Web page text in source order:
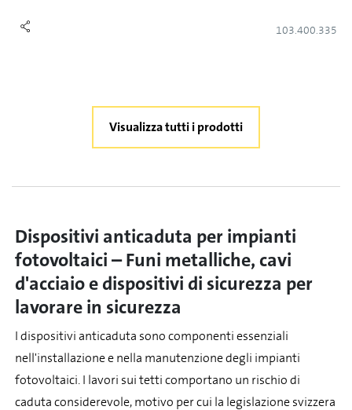
103.400.335
Visualizza tutti i prodotti
Dispositivi anticaduta per impianti
fotovoltaici – Funi metalliche, cavi
d'acciaio e dispositivi di sicurezza per
lavorare in sicurezza
I dispositivi anticaduta sono componenti essenziali
nell'installazione e nella manutenzione degli impianti
fotovoltaici. I lavori sui tetti comportano un rischio di
caduta considerevole, motivo per cui la legislazione svizzera